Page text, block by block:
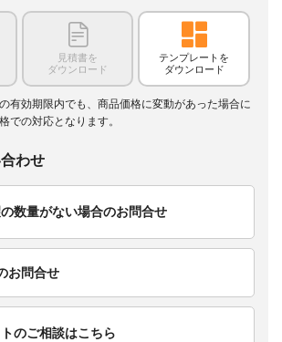
見積書を
ダウンロード
テンプレートを
ダウンロード
有効期限内でも、商品価格に変動があった場合に
での対応となります。
わせ
数量がない場合のお問合せ
お問合せ
のご相談はこちら